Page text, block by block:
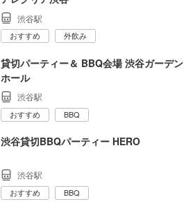
渋谷駅
おすすめ 外飲み
貸切パーティー＆ BBQ会場 渋谷ガーデン
ホール
渋谷駅
おすすめ BBQ
渋谷貸切BBQパーティー HERO
渋谷駅
おすすめ BBQ